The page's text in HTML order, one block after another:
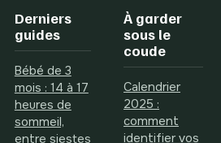
Derniers
guides
Bébé de 3
mois : 14 à 17
heures de
sommeil,
entre siestes
À garder
sous le
coude
Calendrier
2025 :
comment
identifier vos